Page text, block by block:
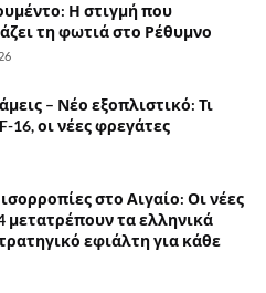
Η στιγμή που
τη φωτιά στο Ρέθυμνο
– Νέο εξοπλιστικό: Τι
16, οι νέες φρεγάτες
στο Αιγαίο: Οι νέες
μετατρέπουν τα ελληνικά
εφιάλτη για κάθε